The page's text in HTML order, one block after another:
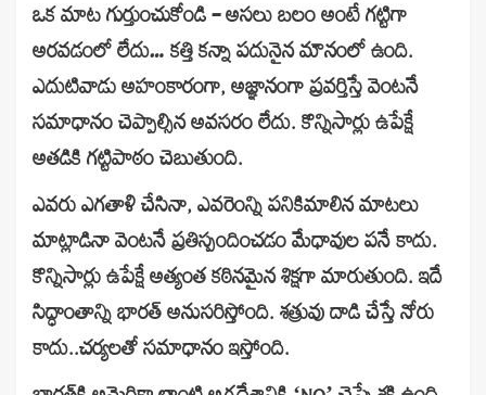
ఒక మాట గుర్తుంచుకోండి – అసలు బలం అంటే గట్టిగా
అరవడంలో లేదు… కత్తి కన్నా పదునైన మౌనంలో ఉంది.
ఎదుటివాడు అహంకారంగా, అజ్ఞానంగా ప్రవర్తిస్తే వెంటనే
సమాధానం చెప్పాల్సిన అవసరం లేదు. కొన్నిసార్లు ఉపేక్షే
అతడికి గట్టిపాఠం చెబుతుంది.
ఎవరు ఎగతాళి చేసినా, ఎవరెంన్ని పనికిమాలిన మాటలు
మాట్లాడినా వెంటనే ప్రతిస్పందించడం మేధావుల పనే కాదు.
కొన్నిసార్లు ఉపేక్షే అత్యంత కఠినమైన శిక్షగా మారుతుంది. ఇదే
సిద్ధాంతాన్ని భారత్ అనుసరిస్తోంది. శత్రువు దాడి చేస్తే నోరు
కాదు..చర్యలతో సమాధానం ఇస్తోంది.